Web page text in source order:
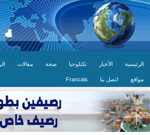
الرئيسية الأخبار تكنلوجيا صحة مقالات
مواقع اتصل بنا Francais